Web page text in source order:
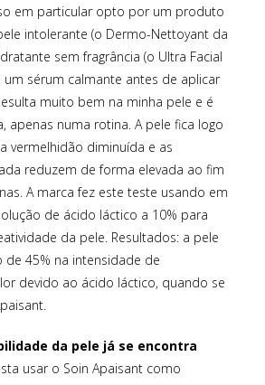
em particular opto por um produto
intolerante (o Dermo-Nettoyant da
sem fragrância (o Ultra Facial
um sérum calmante antes de aplicar
muito bem na minha pele e é
apenas numa rotina. A pele fica logo
vermelhidão diminuída e as
reduzem de forma elevada ao fim
A marca fez este teste usando em
de ácido láctico a 10% para
da pele. Resultados: a pele
de 45% na intensidade de
devido ao ácido láctico, quando se
da pele já se encontra
usar o Soin Apaisant como